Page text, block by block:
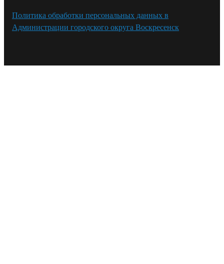
Политика обработки персональных данных в
Администрации городского округа Воскресенск